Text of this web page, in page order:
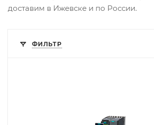
доставим в Ижевске и по России.
ФИЛЬТР